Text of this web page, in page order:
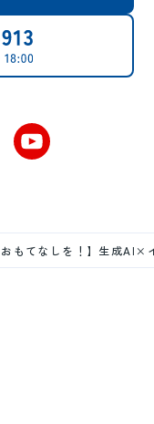
おもてなしを！】生成